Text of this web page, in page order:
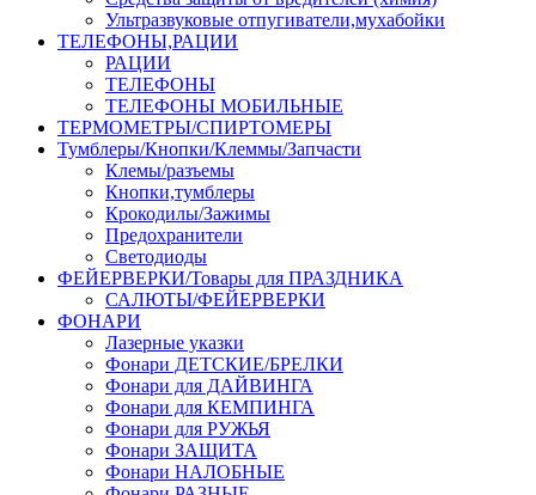
Ультразвуковые отпугиватели,мухабойки
ТЕЛЕФОНЫ,РАЦИИ
РАЦИИ
ТЕЛЕФОНЫ
ТЕЛЕФОНЫ МОБИЛЬНЫЕ
ТЕРМОМЕТРЫ/СПИРТОМЕРЫ
Тумблеры/Кнопки/Клеммы/Запчасти
Клемы/разъемы
Кнопки,тумблеры
Крокодилы/Зажимы
Предохранители
Светодиоды
ФЕЙЕРВЕРКИ/Товары для ПРАЗДНИКА
САЛЮТЫ/ФЕЙЕРВЕРКИ
ФОНАРИ
Лазерные указки
Фонари ДЕТСКИЕ/БРЕЛКИ
Фонари для ДАЙВИНГА
Фонари для КЕМПИНГА
Фонари для РУЖЬЯ
Фонари ЗАЩИТА
Фонари НАЛОБНЫЕ